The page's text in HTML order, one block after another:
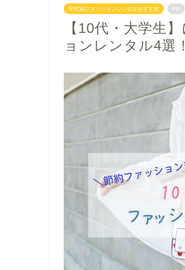
年代別ファッションレンタルおすすめ PR
【10代・大学生
ョンレンタル4選！